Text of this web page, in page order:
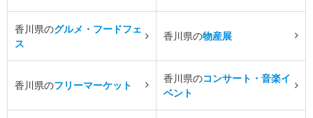
香川県のグルメ・フードフェ
ス
香川県の物産展
香川県のフリーマーケット
香川県のコンサート・音楽イ
ベント